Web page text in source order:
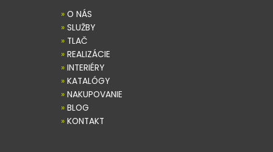
» O NÁS
» SLUŽBY
» TLAČ
» REALIZÁCIE
» INTERIÉRY
» KATALÓGY
» NAKUPOVANIE
» BLOG
» KONTAKT